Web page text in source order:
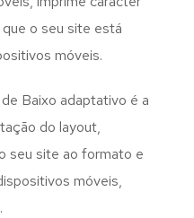
o seu site está
móveis.
Baixo adaptativo é a
do layout,
seu site ao formato e
móveis,